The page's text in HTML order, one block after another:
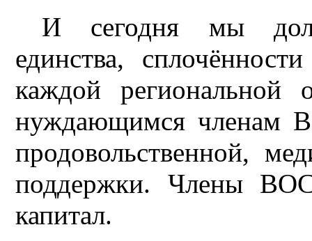
И сегодня мы
единства,
каждой региональной
нуждающимся членам
продовольственной,
поддержки. Члены
капитал.